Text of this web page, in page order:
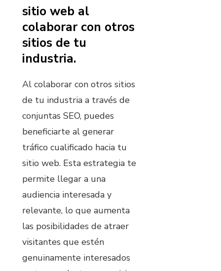
sitio web al
colaborar con otros
sitios de tu
industria.
Al colaborar con otros sitios
de tu industria a través de
conjuntas SEO, puedes
beneficiarte al generar
tráfico cualificado hacia tu
sitio web. Esta estrategia te
permite llegar a una
audiencia interesada y
relevante, lo que aumenta
las posibilidades de atraer
visitantes que estén
genuinamente interesados